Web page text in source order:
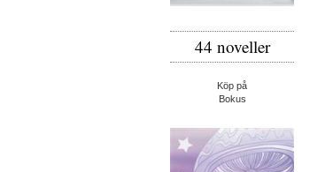
44 noveller
Köp på
Bokus